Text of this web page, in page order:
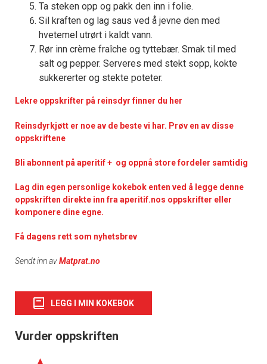
Ta steken opp og pakk den inn i folie.
Sil kraften og lag saus ved å jevne den med
hvetemel utrørt i kaldt vann.
Rør inn crème fraîche og tyttebær. Smak til med
salt og pepper. Serveres med stekt sopp, kokte
sukkererter og stekte poteter.
Lekre oppskrifter på reinsdyr finner du her
Reinsdyrkjøtt er noe av de beste vi har. Prøv en av disse
oppskriftene
Bli abonnent på aperitif + og oppnå store fordeler samtidig
Lag din egen personlige kokebok enten ved å legge denne
oppskriften direkte inn fra aperitif.nos oppskrifter eller
komponere dine egne.
Få dagens rett som nyhetsbrev
Sendt inn avMatprat.no
LEGG I MIN KOKEBOK
Vurder oppskriften